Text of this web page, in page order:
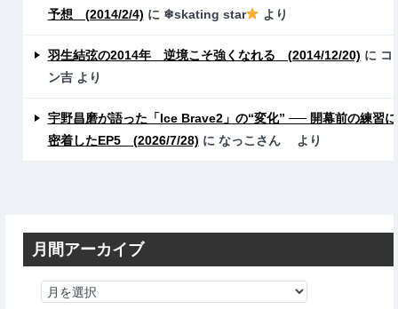
予想 (2014/2/4) に ❄skating star より
羽生結弦の2014年 逆境こそ強くなれる (2014/12/20) に コ
ン吉より
宇野昌磨が語った「Ice Brave2」の“変化” ── 開幕前の練習に
密着したEP5 (2026/7/28) に なっこさん より
月間アーカイブ